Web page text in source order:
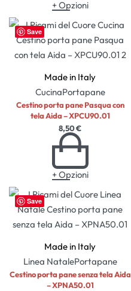
+ Opzioni
Save
Made in Italy
CucinaPortapane
Cestino porta pane Pasqua con
tela Aida – XPCU90.01
8,50€
+ Opzioni
Save
Made in Italy
Linea NatalePortapane
Cestino porta pane senza tela Aida
– XPNA50.01